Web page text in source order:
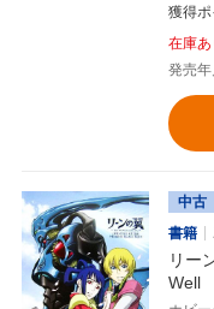
獲得
在庫あ
発売
中古
書籍
リー
Well